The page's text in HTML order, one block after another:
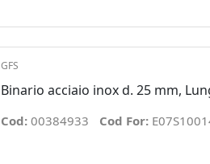
GFS
Binario acciaio inox d. 25 mm,
Cod: 00384933 Cod For: